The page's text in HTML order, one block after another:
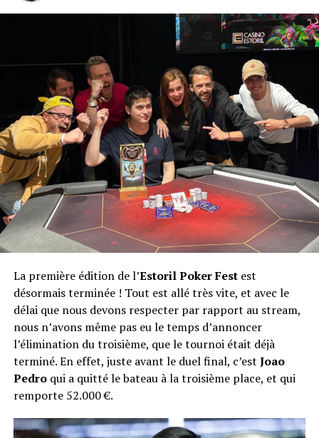
La première édition de l’Estoril Poker Festest
désormais terminée ! Tout est allé très vite, et avec le
délai que nous devons respecter par rapport au stream,
nous n’avons même pas eu le temps d’annoncer
l’élimination du troisième, que le tournoi était déjà
terminé. En effet, juste avant le duel final, c’est Joao
Pedroqui a quitté le bateau à la troisième place, et qui
remporte 52.000 €.